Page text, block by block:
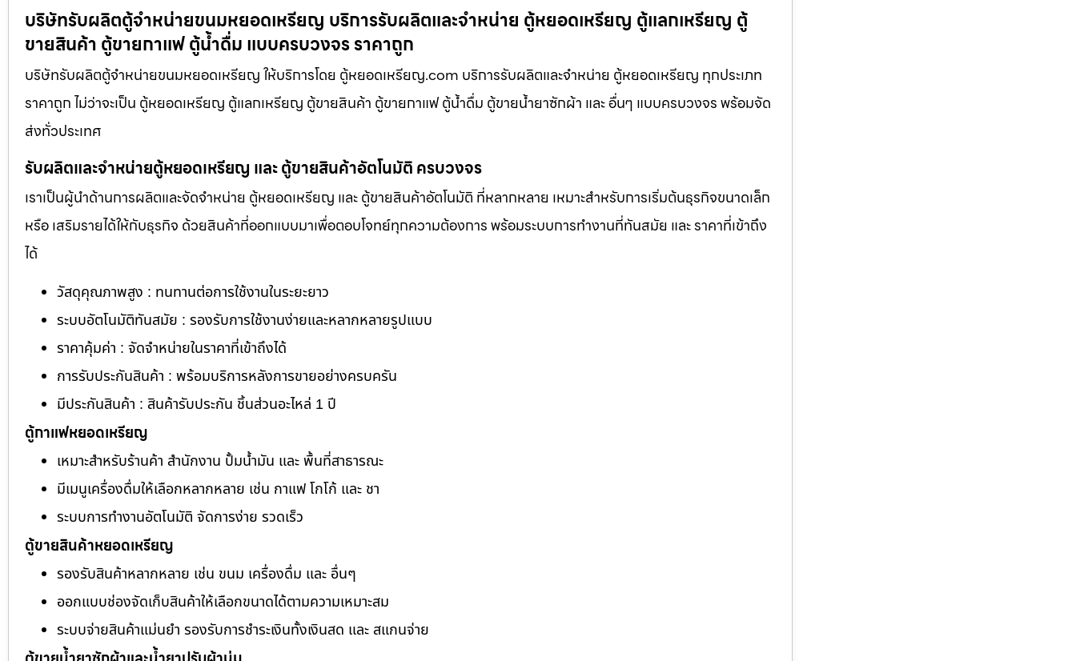
บริษัทรับผลิตตู้จำหน่ายขนมหยอดเหรียญ​ บริการรับผลิตและจำหน่าย ตู้หยอดเหรียญ ตู้แลกเหรียญ ตู้
ขายสินค้า ตู้ขายกาแฟ ตู้น้ำดื่ม แบบครบวงจร ราคาถูก
บริษัทรับผลิตตู้จำหน่ายขนมหยอดเหรียญ​ ให้บริการโดย ตู้หยอดเหรียญ.com บริการรับผลิตและจำหน่าย ตู้หยอดเหรียญ ทุกประเภท
ราคาถูก ไม่ว่าจะเป็น ตู้หยอดเหรียญ ตู้แลกเหรียญ ตู้ขายสินค้า ตู้ขายกาแฟ ตู้น้ำดื่ม ตู้ขายน้ำยาซักผ้า และ อื่นๆ แบบครบวงจร พร้อมจัด
ส่งทั่วประเทศ
รับผลิตและจำหน่ายตู้หยอดเหรียญ และ ตู้ขายสินค้าอัตโนมัติ ครบวงจร
เราเป็นผู้นำด้านการผลิตและจัดจำหน่าย ตู้หยอดเหรียญ และ ตู้ขายสินค้าอัตโนมัติ ที่หลากหลาย เหมาะสำหรับการเริ่มต้นธุรกิจขนาดเล็ก
หรือ เสริมรายได้ให้กับธุรกิจ ด้วยสินค้าที่ออกแบบมาเพื่อตอบโจทย์ทุกความต้องการ พร้อมระบบการทำงานที่ทันสมัย และ ราคาที่เข้าถึง
ได้
วัสดุคุณภาพสูง : ทนทานต่อการใช้งานในระยะยาว
ระบบอัตโนมัติทันสมัย : รองรับการใช้งานง่ายและหลากหลายรูปแบบ
ราคาคุ้มค่า : จัดจำหน่ายในราคาที่เข้าถึงได้
การรับประกันสินค้า : พร้อมบริการหลังการขายอย่างครบครัน
มีประกันสินค้า : สินค้ารับประกัน ชิ้นส่วนอะไหล่ 1 ปี
ตู้กาแฟหยอดเหรียญ
เหมาะสำหรับร้านค้า สำนักงาน ปั้มน้ำมัน และ พื้นที่สาธารณะ
มีเมนูเครื่องดื่มให้เลือกหลากหลาย เช่น กาแฟ โกโก้ และ ชา
ระบบการทำงานอัตโนมัติ จัดการง่าย รวดเร็ว
ตู้ขายสินค้าหยอดเหรียญ
รองรับสินค้าหลากหลาย เช่น ขนม เครื่องดื่ม และ อื่นๆ
ออกแบบช่องจัดเก็บสินค้าให้เลือกขนาดได้ตามความเหมาะสม
ระบบจ่ายสินค้าแม่นยำ รองรับการชำระเงินทั้งเงินสด และ สแกนจ่าย